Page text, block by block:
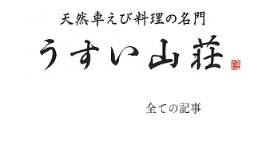
全ての記事